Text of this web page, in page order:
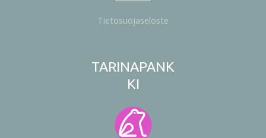
Tietosuojaseloste
TARINAPANK
KI